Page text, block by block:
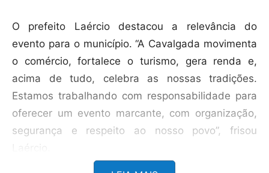
O prefeito Laércio destacou a relevância do
evento para o município. “A Cavalgada movimenta
o comércio, fortalece o turismo, gera renda e,
acima de tudo, celebra as nossas tradições.
Estamos trabalhando com responsabilidade para
oferecer um evento marcante, com organização,
segurança e respeito ao nosso povo”, frisou